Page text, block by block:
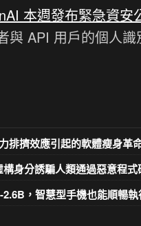
本週發布緊急資安
與 API 用戶的個人
排擠效應引起的軟體瘦身革
身分誘騙人類通過惡意程式
，智慧型手機也能順暢